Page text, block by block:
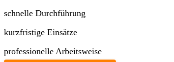
schnelle Durchführung
kurzfristige Einsätze
professionelle Arbeitsweise